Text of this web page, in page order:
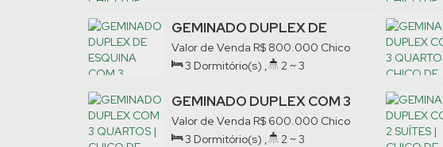
2 Suíte(s) , 2 Vaga(s)
GEMINADO DUPLEX DE
ESQUINA COM 3 QUARTOS |
CHICO DE PAULO
R$800.000
Valor de Venda
Chico
de Paulo, Jaraguá do Sul, Santa
3 Dormitório(s) ,
2 ~ 3
1Suíte(s), 2 Vaga(s)
GEMINADO DUPLEX COM 3
QUARTOS | CHICO DE
PAULO
R$600.000
Valor de Venda
Chico
de Paulo, Jaraguá do Sul, Santa
3 Dormitório(s) ,
2 ~ 3